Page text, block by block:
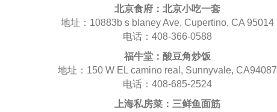
北京食府：北京小吃一套
地址：10883b s blaney Ave, Cupertino, CA 95014
电话：408-366-0588
福牛堂：酸豆角炒饭
地址：150 W EL camino real, Sunnyvale, CA94087
电话：408-685-2524
上海私房菜：三鲜鱼面筋